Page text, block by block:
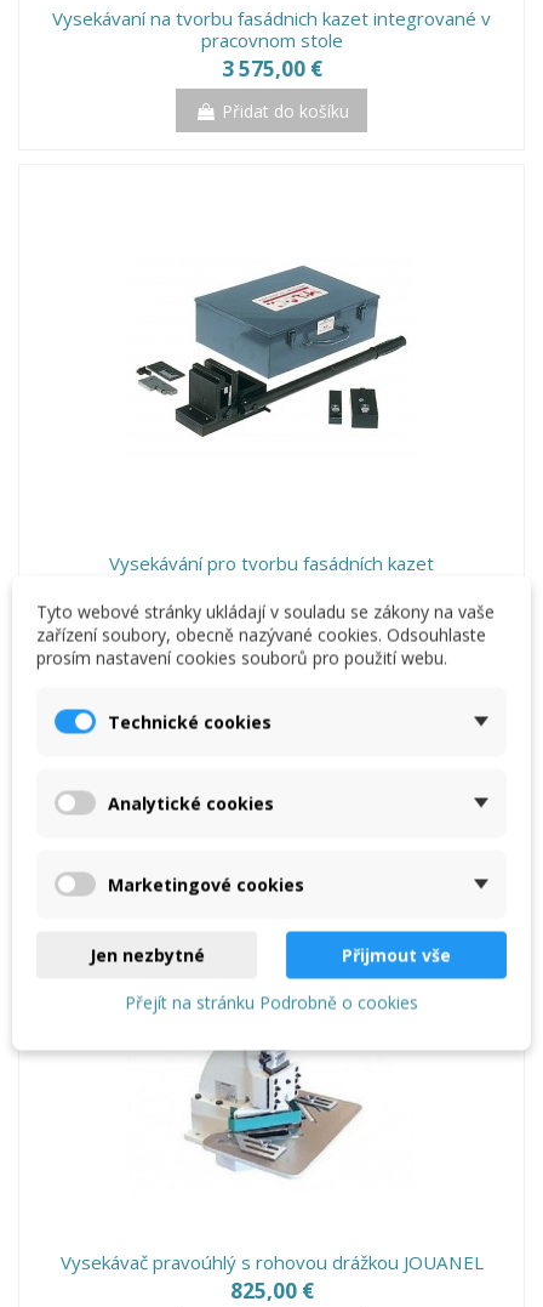
Vysekávaní na tvorbu fasádnich kazet integrované v
pracovnom stole
3 575,00 €
Přidat do košíku
Vysekávání pro tvorbu fasádních kazet
Přidat do košíku
Přidat do košíku
Vysekávač pravoúhlý s rohovou drážkou JOUANEL
825,00 €
Tyto webové stránky ukládají v souladu se zákony na vaše
zařízení soubory, obecně nazývané cookies. Odsouhlaste
prosím nastavení cookies souborů pro použití webu.
Technické cookies
Analytické cookies
Marketingové cookies
Jen nezbytné Přijmout vše
Přejít na stránku Podrobně o cookies